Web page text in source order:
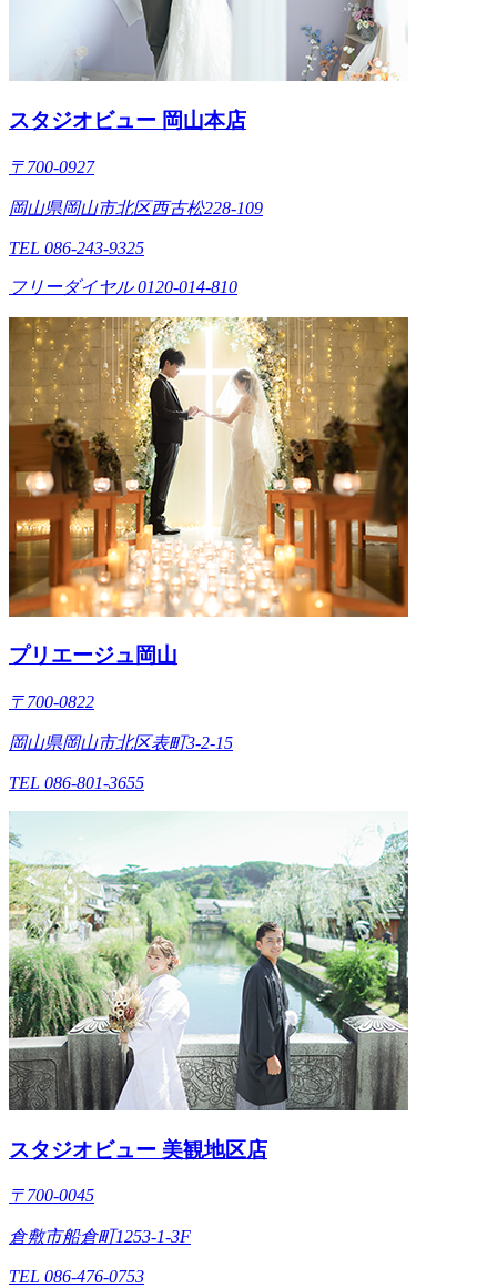
スタジオビュー 岡山本店
〒700-0927
岡山県岡山市北区西古松228-109
TEL 086-243-9325
フリーダイヤル 0120-014-810
プリエージュ岡山
〒700-0822
岡山県岡山市北区表町3-2-15
TEL 086-801-3655
スタジオビュー 美観地区店
〒700-0045
倉敷市船倉町1253-1-3F
TEL 086-476-0753